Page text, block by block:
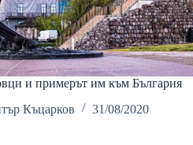
и примерът им към България
Къцарков
31/08/2020